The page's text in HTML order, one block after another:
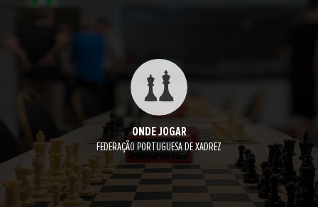
ONDE JOGAR
FEDERAÇÃO PORTUGUESA DE XADREZ